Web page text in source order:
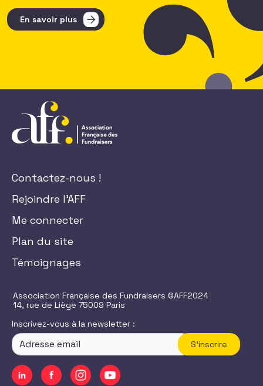
En savoir plus
Contactez-nous !
Rejoindre l'AFF
Me connecter
Plan du site
Témoignages
Association Française des Fundraisers ©AFF2024
14, rue de Liège 75009 Paris
Inscrivez-vous à la newsletter :
S'inscrire